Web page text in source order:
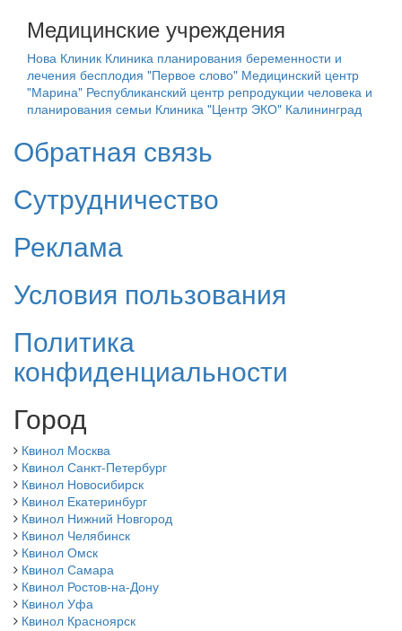
Медицинские учреждения
Нова Клиник Клиника планирования беременности и
лечения бесплодия "Первое слово" Медицинский центр
"Марина" Республиканский центр репродукции человека и
планирования семьи Клиника "Центр ЭКО" Калининград
Обратная связь
Сутрудничество
Реклама
Условия пользования
Политика
конфиденциальности
Город
Квинол Москва
Квинол Санкт-Петербург
Квинол Новосибирск
Квинол Екатеринбург
Квинол Нижний Новгород
Квинол Челябинск
Квинол Омск
Квинол Самара
Квинол Ростов-на-Дону
Квинол Уфа
Квинол Красноярск